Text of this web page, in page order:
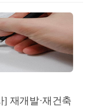
-1910]등록일자 : 2
지지역주택조합의
인)를 보유한 1세대
한 분양권이 주택으
하지 않음회 신귀
제11호가목에 따른
보유한 세대가 조정
계약을 체결하고 계
재개발·재건축